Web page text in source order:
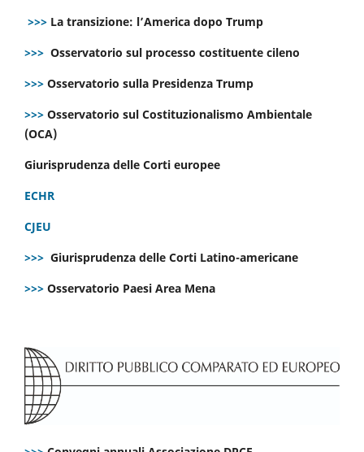
>>> La transizione: l’America dopo Trump
>>> Osservatorio sul processo costituente cileno
>>> Osservatorio sulla Presidenza Trump
>>> Osservatorio sul Costituzionalismo Ambientale
(OCA)
Giurisprudenza delle Corti europee
ECHR
CJEU
>>> Giurisprudenza delle Corti Latino-americane
>>> Osservatorio Paesi Area Mena